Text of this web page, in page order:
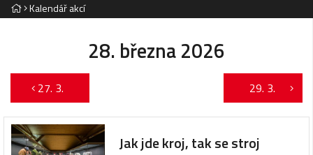
Kalendář akcí
28. března 2026
27. 3. 29. 3.
Jak jde kroj, tak se stroj